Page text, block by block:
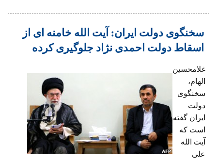
سخنگوی دولت ایران: آیت الله خامنه ای از
اسقاط دولت احمدی نژاد جلوگیری کرده
غلامحسین
الهام،
سخنگوی
دولت
ایران گفته
است که
آیت الله
علی